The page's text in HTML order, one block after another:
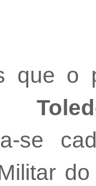
que o
se